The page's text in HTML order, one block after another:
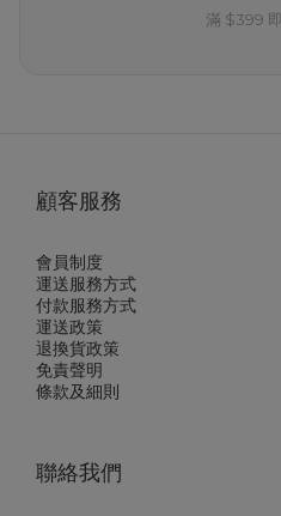
滿 $399
顧客服務
會員制度
運送服務方式
付款服務方式
運送政策
退換貨政策
免責聲明
條款及細則
聯絡我們